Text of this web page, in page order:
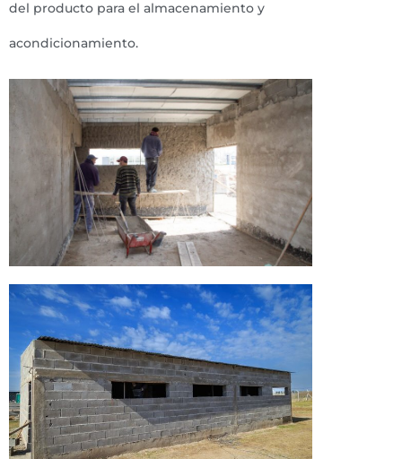
del producto para el almacenamiento y
acondicionamiento.